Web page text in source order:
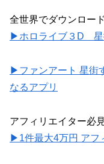
全世界でダウンロー
▶ホロライブ３D 星
▶ファンアート 星街
なるアプリ
アフィリエイター必
▶1件最大4万円 アフ